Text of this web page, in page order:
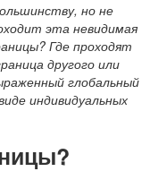
но не
эта невидимая
Где проходят
другого или
глобальный
индивидуальных